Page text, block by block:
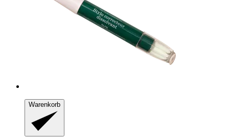
Warenkorb